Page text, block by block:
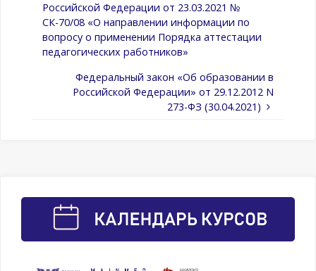
Российской Федерации от 23.03.2021 №
СК-70/08 «О направлении информации по
вопросу о применении Порядка аттестации
педагогических работников»
Федеральный закон «Об образовании в
Российской Федерации» от 29.12.2012 N
273-ФЗ (30.04.2021)